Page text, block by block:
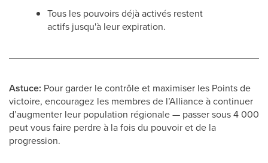
Tous les pouvoirs déjà activés restent
actifs jusqu'à leur expiration.
Astuce: Pour garder le contrôle et maximiser les Points de
victoire, encouragez les membres de l’Alliance à continuer
d’augmenter leur population régionale — passer sous 4 000
peut vous faire perdre à la fois du pouvoir et de la
progression.